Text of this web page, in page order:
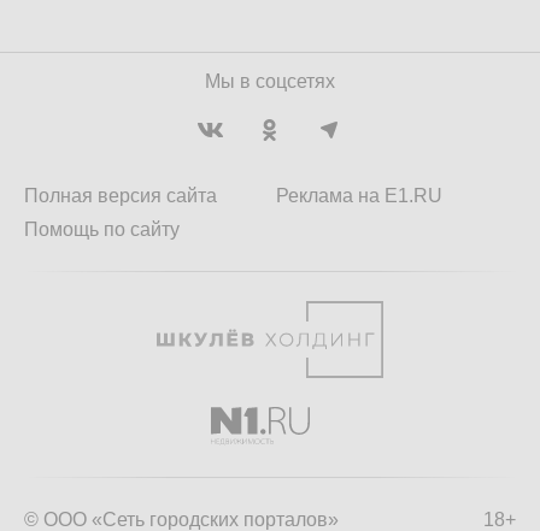
Мы в соцсетях
Полная версия сайта
Помощь по сайту
Реклама на E1.RU
18+
© ООО «Сеть городских порталов»